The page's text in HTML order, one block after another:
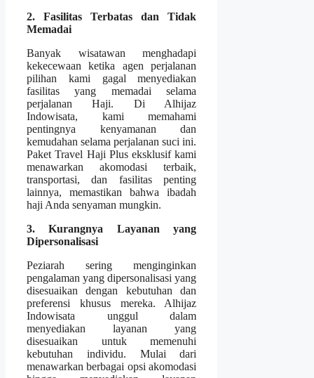
2. Fasilitas Terbatas dan Tidak
Memadai
Banyak wisatawan menghadapi
kekecewaan ketika agen perjalanan
pilihan kami gagal menyediakan
fasilitas yang memadai selama
perjalanan Haji. Di Alhijaz
Indowisata, kami memahami
pentingnya kenyamanan dan
kemudahan selama perjalanan suci ini.
Paket Travel Haji Plus eksklusif kami
menawarkan akomodasi terbaik,
transportasi, dan fasilitas penting
lainnya, memastikan bahwa ibadah
haji Anda senyaman mungkin.
3. Kurangnya Layanan yang
Dipersonalisasi
Peziarah sering menginginkan
pengalaman yang dipersonalisasi yang
disesuaikan dengan kebutuhan dan
preferensi khusus mereka. Alhijaz
Indowisata unggul dalam
menyediakan layanan yang
disesuaikan untuk memenuhi
kebutuhan individu. Mulai dari
menawarkan berbagai opsi akomodasi